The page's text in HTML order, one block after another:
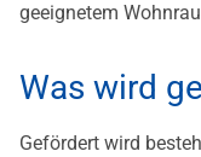
geeignetem
Was wird
Gefördert wird